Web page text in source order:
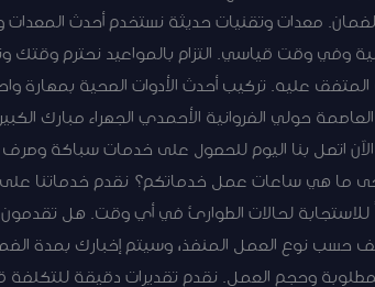
معدات وتقنيات حديثة نستخدم أحدث المعدات
وفي وقت قياسي. التزام بالمواعيد نحترم وقتك
المتفق عليه. تركيب أحدث الأدوات الصحية
حولي الفروانية الأحمدي الجهراء مبارك
للاستجابة لحالات الطوارئ في أي وقت. هل
حسب نوع العمل المنفذ، وسيتم إخبارك بمدة
وحجم العمل. نقدم تقديرات دقيقة للتكلفة